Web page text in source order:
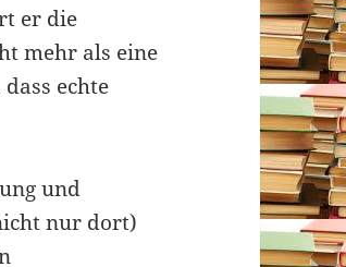
er die
mehr als eine
echte
und
nur dort)